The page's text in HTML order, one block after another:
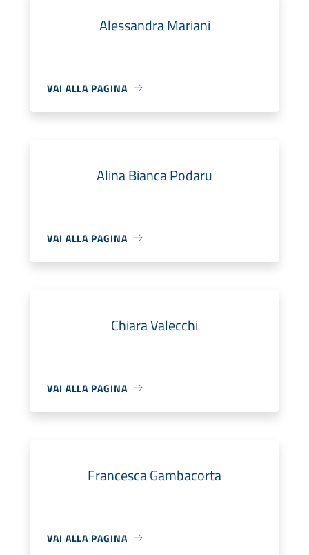
Alessandra Mariani
VAI ALLA PAGINA
Alina Bianca Podaru
VAI ALLA PAGINA
Chiara Valecchi
VAI ALLA PAGINA
Francesca Gambacorta
VAI ALLA PAGINA